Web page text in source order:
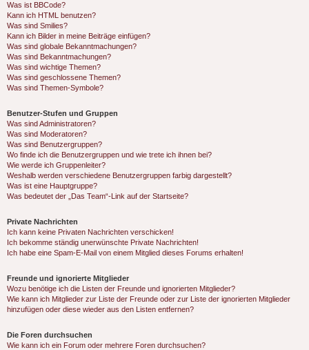
Was ist BBCode?
Kann ich HTML benutzen?
Was sind Smilies?
Kann ich Bilder in meine Beiträge einfügen?
Was sind globale Bekanntmachungen?
Was sind Bekanntmachungen?
Was sind wichtige Themen?
Was sind geschlossene Themen?
Was sind Themen-Symbole?
Benutzer-Stufen und Gruppen
Was sind Administratoren?
Was sind Moderatoren?
Was sind Benutzergruppen?
Wo finde ich die Benutzergruppen und wie trete ich ihnen bei?
Wie werde ich Gruppenleiter?
Weshalb werden verschiedene Benutzergruppen farbig dargestellt?
Was ist eine Hauptgruppe?
Was bedeutet der „Das Team“-Link auf der Startseite?
Private Nachrichten
Ich kann keine Privaten Nachrichten verschicken!
Ich bekomme ständig unerwünschte Private Nachrichten!
Ich habe eine Spam-E-Mail von einem Mitglied dieses Forums erhalten!
Freunde und ignorierte Mitglieder
Wozu benötige ich die Listen der Freunde und ignorierten Mitglieder?
Wie kann ich Mitglieder zur Liste der Freunde oder zur Liste der ignorierten Mitglieder
hinzufügen oder diese wieder aus den Listen entfernen?
Die Foren durchsuchen
Wie kann ich ein Forum oder mehrere Foren durchsuchen?